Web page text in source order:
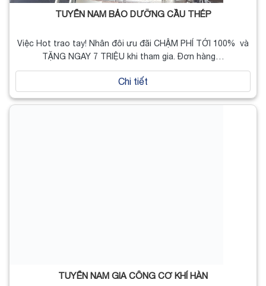
TUYỂN NAM BẢO DƯỠNG CẦU THÉP
Việc Hot trao tay! Nhân đôi ưu đãi CHẬM PHÍ TỚI 100% và
TẶNG NGAY 7 TRIỆU khi tham gia. Đơn hàng…
Chi tiết
TUYỂN NAM GIA CÔNG CƠ KHÍ HÀN